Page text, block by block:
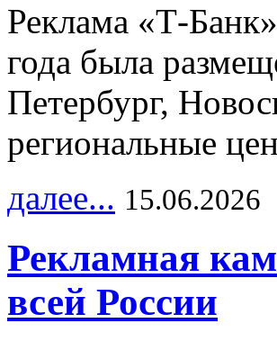
Реклама «Т-
года была
Петербург,
региональные
далее... 15.06.2026
Рекламная
всей России